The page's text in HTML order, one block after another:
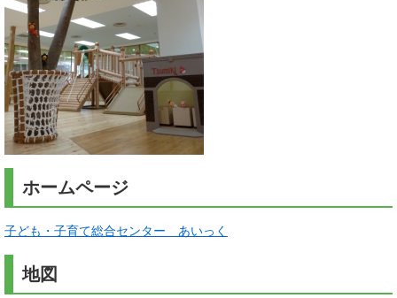
ホームページ
子ども・子育て総合センター あいっく
地図